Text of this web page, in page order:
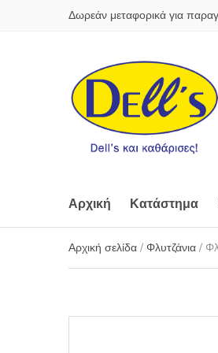
Δωρεάν μεταφορικά για
Αρχική Κατάστημα
Αρχική σελίδα / Φλυτζάνια /